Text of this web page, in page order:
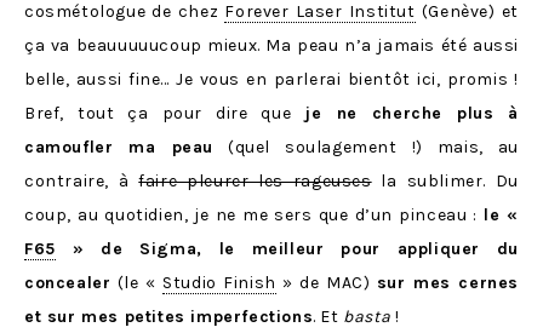
cosmétologue de chez Forever Laser Institut (Genève) et
ça va beauuuuucoup mieux. Ma peau n’a jamais été aussi
belle, aussi fine… Je vous en parlerai bientôt ici, promis !
Bref, tout ça pour dire que je ne cherche plus à
camoufler ma peau
(quel soulagement !) mais, au
contraire, àfaire pleurer les rageusesla sublimer. Du
coup, au quotidien, je ne me sers que d’un pinceau : le «
F65 » de Sigma, le meilleur pour appliquer du
concealer (le « Studio Finish » de MAC) sur mes cernes
et sur mes petites imperfections. Et basta !